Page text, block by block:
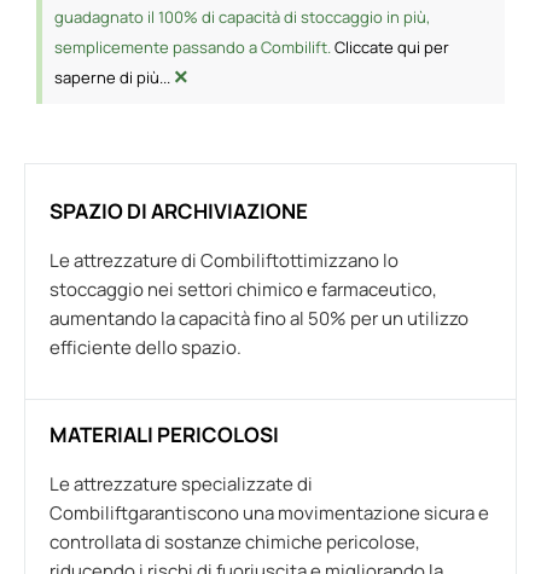
guadagnato il 100% di capacità di stoccaggio in più,
semplicemente passando a Combilift.Cliccate qui per
saperne di più... ×
SPAZIO DI ARCHIVIAZIONE
Le attrezzature di Combiliftottimizzano lo
stoccaggio nei settori chimico e farmaceutico,
aumentando la capacità fino al 50% per un utilizzo
efficiente dello spazio.
MATERIALI PERICOLOSI
Le attrezzature specializzate di
Combiliftgarantiscono una movimentazione sicura e
controllata di sostanze chimiche pericolose,